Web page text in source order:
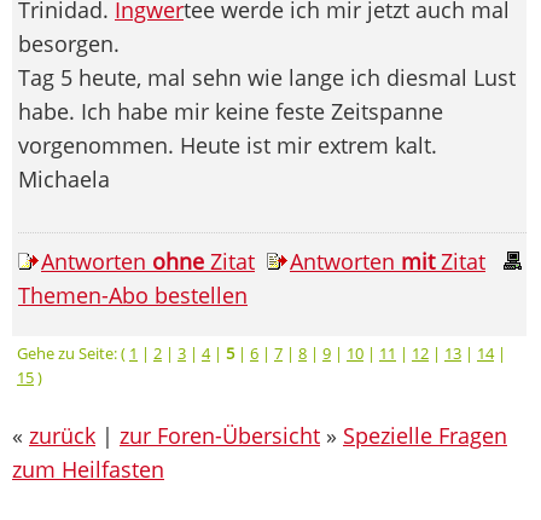
Trinidad. Ingwertee werde ich mir jetzt auch mal
besorgen.
Tag 5 heute, mal sehn wie lange ich diesmal Lust
habe. Ich habe mir keine feste Zeitspanne
vorgenommen. Heute ist mir extrem kalt.
Michaela
Antworten ohne Zitat Antworten mitZitat
Themen-Abo bestellen
Gehe zu Seite: ( 1 | 2 | 3 | 4| 5| 6 | 7 | 8 | 9 | 10 | 11 | 12 | 13 | 14|
15)
« zurück | zur Foren-Übersicht » Spezielle Fragen
zum Heilfasten